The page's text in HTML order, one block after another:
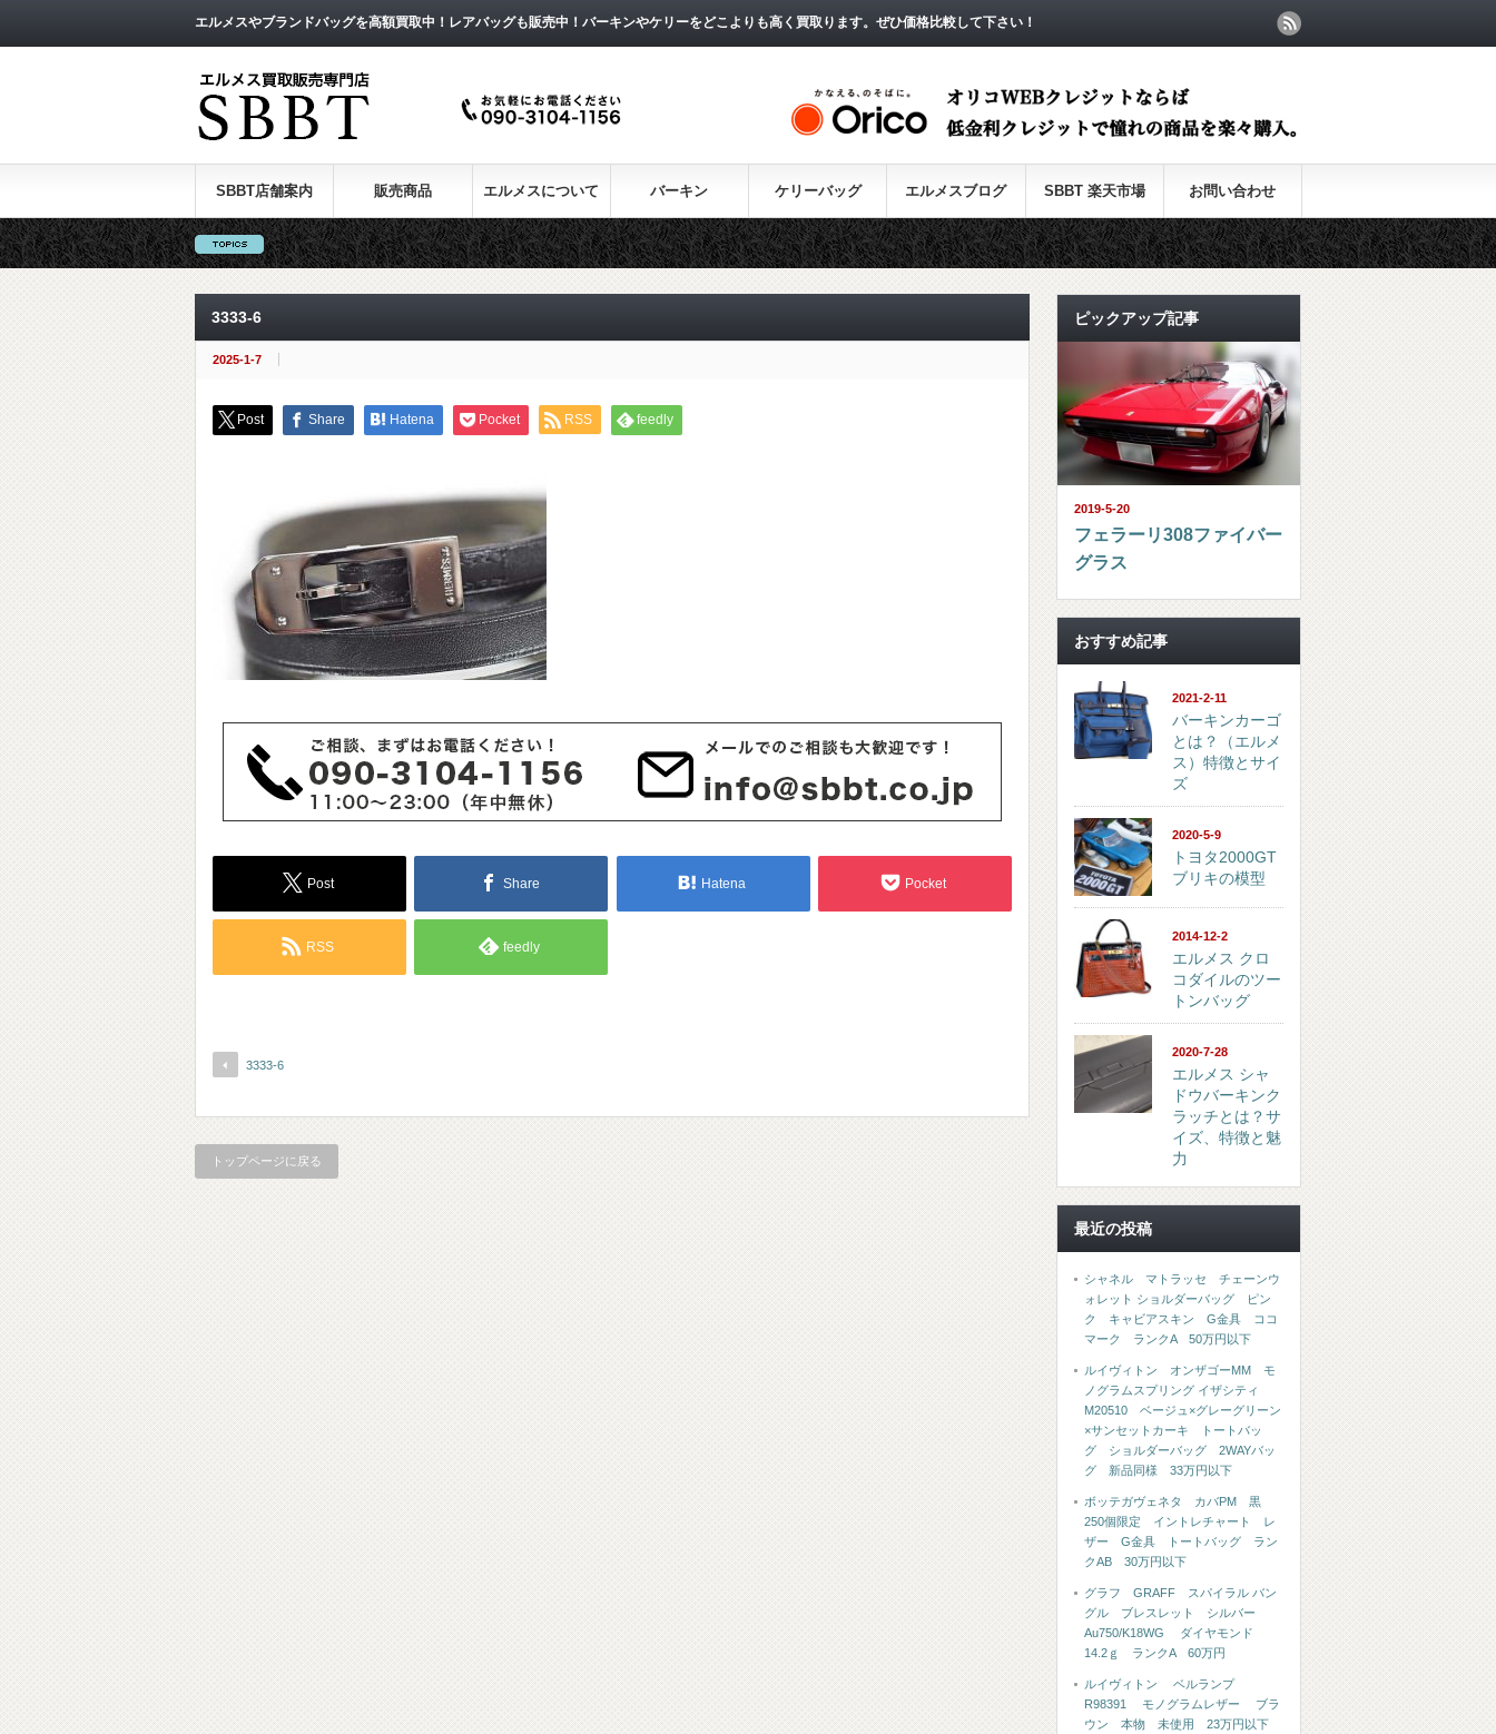
エルメスやブランドバッグを高額買取中！レアバッグも販売中！バーキンやケリーをどこよりも高く買取ります。ぜひ価格比較して下さい！
SBBT店舗案内 販売商品 エルメスについて バーキン ケリーバッグ エルメスブログ SBBT 楽天市場 お問い合わせ
3333-6
2025-1-7
Post Share Hatena Pocket RSS feedly
Post Share Hatena Pocket
RSS feedly
3333-6
トップページに戻る
ピックアップ記事
2019-5-20
フェラーリ308ファイバー
グラス
おすすめ記事
2021-2-11
バーキンカーゴ
とは？（エルメ
ス）特徴とサイ
ズ
2020-5-9
トヨタ2000GT
ブリキの模型
2014-12-2
エルメス クロ
コダイルのツー
トンバッグ
2020-7-28
エルメス シャ
ドウバーキンク
ラッチとは？サ
イズ、特徴と魅
力
最近の投稿
シャネル マトラッセ チェーンウ
ォレット ショルダーバッグ ピン
ク キャビアスキン G金具 ココ
マーク ランクA 50万円以下
ルイヴィトン オンザゴーMM モ
ノグラムスプリング イザシティ
M20510 ベージュ×グレーグリーン
×サンセットカーキ トートバッ
グ ショルダーバッグ 2WAYバッ
グ 新品同様 33万円以下
ボッテガヴェネタ カバPM 黒
250個限定 イントレチャート レ
ザー G金具 トートバッグ ラン
クAB 30万円以下
グラフ GRAFF スパイラル バン
グル ブレスレット シルバー
Au750/K18WG ダイヤモンド
14.2ｇ ランクA 60万円
ルイヴィトン ベルランプ
R98391 モノグラムレザー ブラ
ウン 本物 未使用 23万円以下